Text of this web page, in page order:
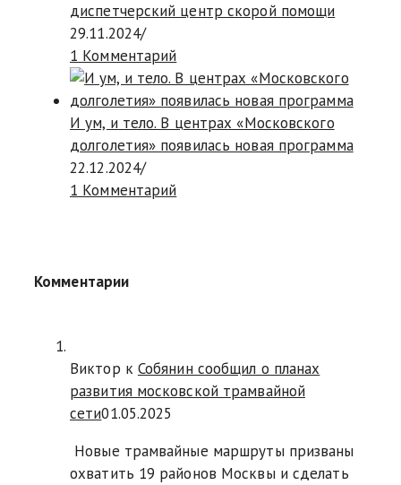
диспетчерский центр скорой помощи
29.11.2024/
1 Комментарий
И ум, и тело. В центрах «Московского
долголетия» появилась новая программа
22.12.2024/
1 Комментарий
Комментарии
Виктор к Собянин сообщил о планах
развития московской трамвайной
сети01.05.2025
Новые трамвайные маршруты призваны
охватить 19 районов Москвы и сделать